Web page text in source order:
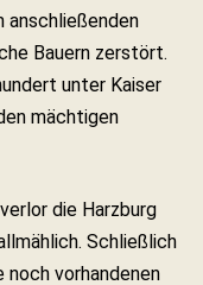
anschließenden
Bauern zerstört.
unter Kaiser
mächtigen
die Harzburg
Schließlich
vorhandenen